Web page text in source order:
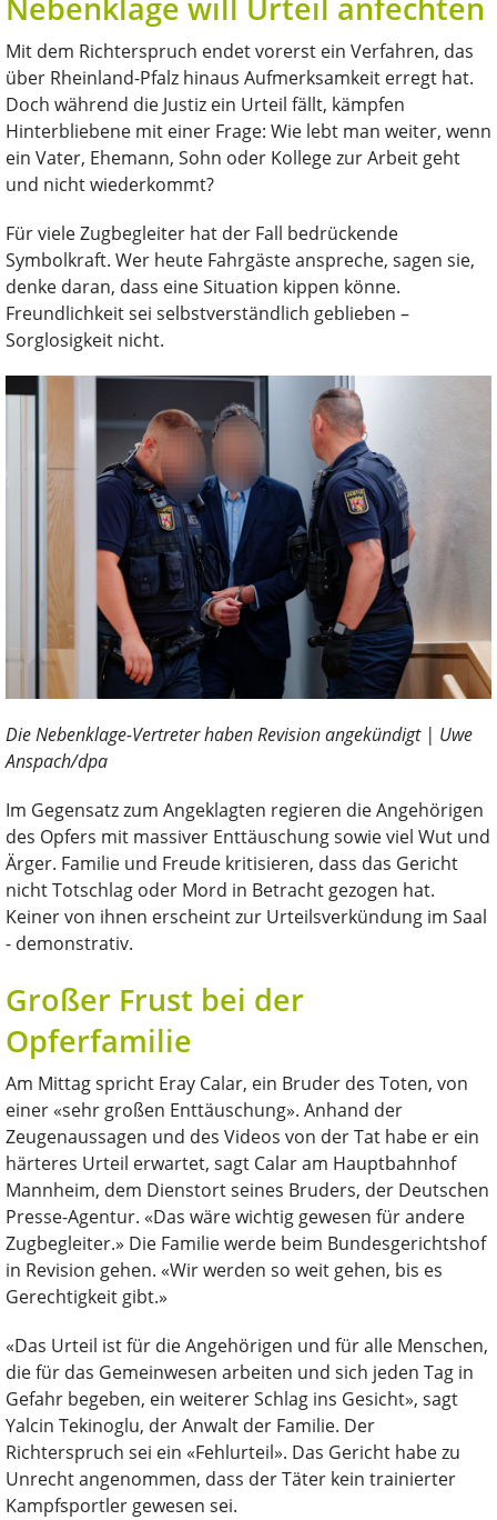
Mit dem Richterspruch endet vorerst ein Verfahren, das
über Rheinland-Pfalz hinaus Aufmerksamkeit erregt hat.
Doch während die Justiz ein Urteil fällt, kämpfen
Hinterbliebene mit einer Frage: Wie lebt man weiter, wenn
ein Vater, Ehemann, Sohn oder Kollege zur Arbeit geht
und nicht wiederkommt?
Für viele Zugbegleiter hat der Fall bedrückende
Symbolkraft. Wer heute Fahrgäste anspreche, sagen sie,
denke daran, dass eine Situation kippen könne.
Freundlichkeit sei selbstverständlich geblieben –
Sorglosigkeit nicht.
Die Nebenklage-Vertreter haben Revision angekündigt | Uwe
Anspach/dpa
Im Gegensatz zum Angeklagten regieren die Angehörigen
des Opfers mit massiver Enttäuschung sowie viel Wut und
Ärger. Familie und Freude kritisieren, dass das Gericht
nicht Totschlag oder Mord in Betracht gezogen hat.
Keiner von ihnen erscheint zur Urteilsverkündung im Saal
- demonstrativ.
Großer Frust bei der
Opferfamilie
Am Mittag spricht Eray Calar, ein Bruder des Toten, von
einer «sehr großen Enttäuschung». Anhand der
Zeugenaussagen und des Videos von der Tat habe er ein
härteres Urteil erwartet, sagt Calar am Hauptbahnhof
Mannheim, dem Dienstort seines Bruders, der Deutschen
Presse-Agentur. «Das wäre wichtig gewesen für andere
Zugbegleiter.» Die Familie werde beim Bundesgerichtshof
in Revision gehen. «Wir werden so weit gehen, bis es
Gerechtigkeit gibt.»
«Das Urteil ist für die Angehörigen und für alle Menschen,
die für das Gemeinwesen arbeiten und sich jeden Tag in
Gefahr begeben, ein weiterer Schlag ins Gesicht», sagt
Yalcin Tekinoglu, der Anwalt der Familie. Der
Richterspruch sei ein «Fehlurteil». Das Gericht habe zu
Unrecht angenommen, dass der Täter kein trainierter
Kampfsportler gewesen sei.